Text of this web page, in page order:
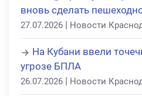
вновь сделать
27.07.2026 | Новости
На Кубани ввели
угрозе БПЛА
26.07.2026 | Новости